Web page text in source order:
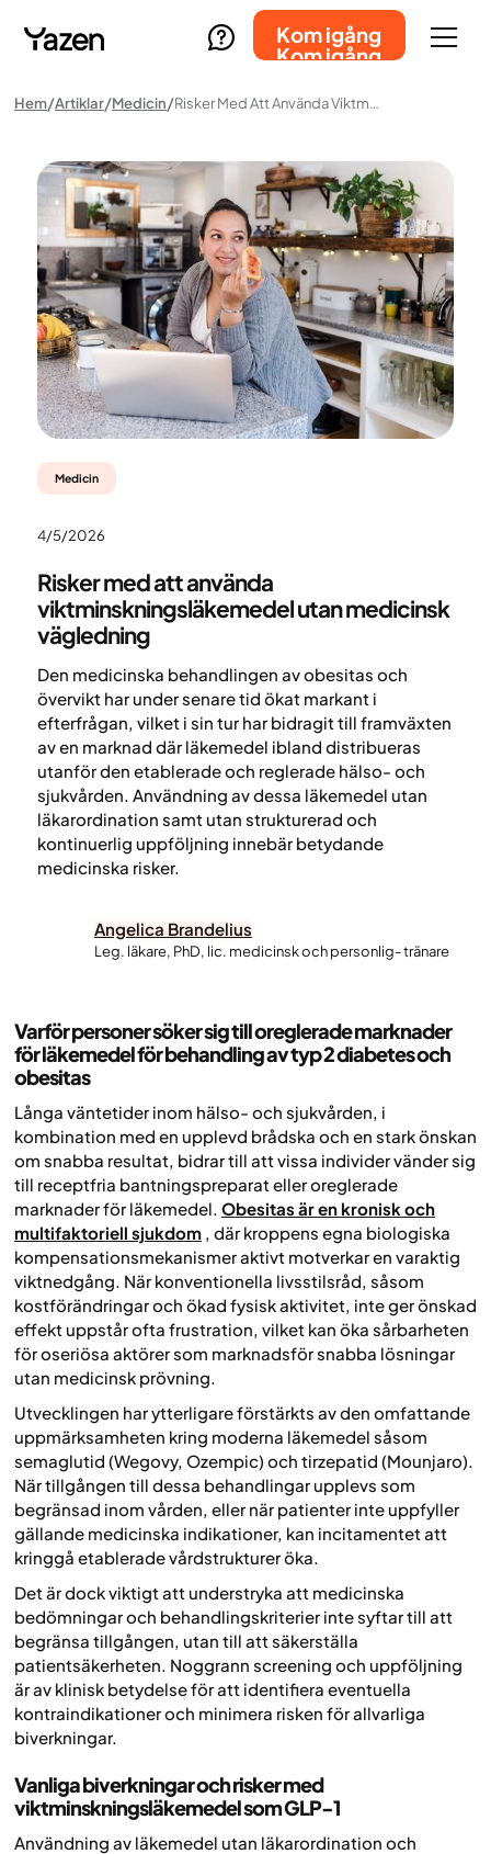
Kom igång
Kom igång
Hem Artiklar Medicin Risker Med Att Använda Viktminskningsläkemedel Utan Medicinsk Vägledning
Medicin
4/5/2026
Risker med att använda
viktminskningsläkemedel utan medicinsk
vägledning
Den medicinska behandlingen av obesitas och
övervikt har under senare tid ökat markant i
efterfrågan, vilket i sin tur har bidragit till framväxten
av en marknad där läkemedel ibland distribueras
utanför den etablerade och reglerade hälso- och
sjukvården. Användning av dessa läkemedel utan
läkarordination samt utan strukturerad och
kontinuerlig uppföljning innebär betydande
medicinska risker.
Angelica Brandelius
Leg. läkare, PhD, lic. medicinsk och personlig- tränare
Varför personer söker sig till oreglerade marknader
för läkemedel för behandling av typ 2 diabetes och
obesitas
Långa väntetider inom hälso- och sjukvården, i
kombination med en upplevd brådska och en stark önskan
om snabba resultat, bidrar till att vissa individer vänder sig
till receptfria bantningspreparat eller oreglerade
marknader för läkemedel. Obesitas är en kronisk och
multifaktoriell sjukdom , där kroppens egna biologiska
kompensationsmekanismer aktivt motverkar en varaktig
viktnedgång. När konventionella livsstilsråd, såsom
kostförändringar och ökad fysisk aktivitet, inte ger önskad
effekt uppstår ofta frustration, vilket kan öka sårbarheten
för oseriösa aktörer som marknadsför snabba lösningar
utan medicinsk prövning.
Utvecklingen har ytterligare förstärkts av den omfattande
uppmärksamheten kring moderna läkemedel såsom
semaglutid (Wegovy, Ozempic) och tirzepatid (Mounjaro).
När tillgången till dessa behandlingar upplevs som
begränsad inom vården, eller när patienter inte uppfyller
gällande medicinska indikationer, kan incitamentet att
kringgå etablerade vårdstrukturer öka.
Det är dock viktigt att understryka att medicinska
bedömningar och behandlingskriterier inte syftar till att
begränsa tillgången, utan till att säkerställa
patientsäkerheten. Noggrann screening och uppföljning
är av klinisk betydelse för att identifiera eventuella
kontraindikationer och minimera risken för allvarliga
biverkningar.
Vanliga biverkningar och risker med
viktminskningsläkemedel som GLP-1
Användning av läkemedel utan läkarordination och